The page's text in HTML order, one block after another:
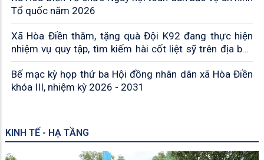
Tổ quốc năm 2026
Xã Hòa Điền thăm, tặng quà Đội K92 đang thực hiện
nhiệm vụ quy tập, tìm kiếm hài cốt liệt sỹ trên địa bàn
xã
Bế mạc kỳ họp thứ ba Hội đồng nhân dân xã Hòa Điền
khóa III, nhiệm kỳ 2026 - 2031
KINH TẾ - HẠ TẦNG